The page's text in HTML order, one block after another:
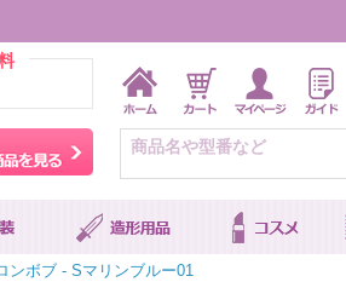
から探す キャラ別おすすめ商品を見る
ンボブ - Sマリンブルー01